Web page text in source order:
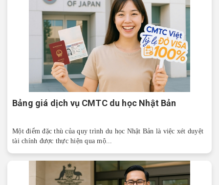
Bảng giá dịch vụ CMTC du học Nhật Bản
Một điểm đặc thù của quy trình du học Nhật Bản là việc xét duyệt
tài chính được thực hiện qua mộ...